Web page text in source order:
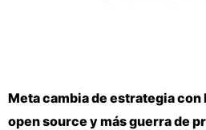
Meta cambia de estrategia con
open source y más guerra de